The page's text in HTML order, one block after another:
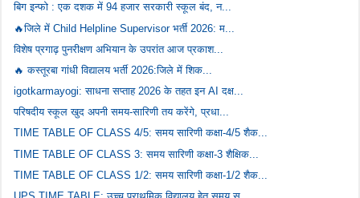
बिग इन्फो : एक दशक में 94 हजार सरकारी स्कूल बंद, न...
🔥जिले में Child Helpline Supervisor भर्ती 2026: म...
विशेष प्रगाढ़ पुनरीक्षण अभियान के उपरांत आज प्रकाश...
🔥 कस्तूरबा गांधी विद्यालय भर्ती 2026:जिले में शिक...
igotkarmayogi: साधना सप्ताह 2026 के तहत इन AI दक्ष...
परिषदीय स्कूल खुद अपनी समय-सारिणी तय करेंगे, प्रधा...
TIME TABLE OF CLASS 4/5: समय सारिणी कक्षा-4/5 शैक...
TIME TABLE OF CLASS 3: समय सारिणी कक्षा-3 शैक्षिक...
TIME TABLE OF CLASS 1/2: समय सारिणी कक्षा-1/2 शैक...